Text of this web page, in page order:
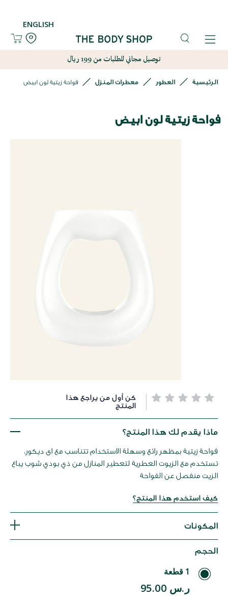
ENGLISH
توصيل مجاني للطلبات من 199 ريال
الرئيسية العطور معطرات المنزل فواحة زيتية لون ابيض
فواحة زيتية لون ابيض
تخطي
بداية
معرض
كن أول من يراجع هذا
المنتج
ماذا يقدم لك هذا المنتج؟
فواحة زيتية بمظهر رائع وسهلة الاستخدام تتناسب مع اى ديكور،
تستخدم مع الزيوت العطرية لتعطير المنازل من ذي بودي شوب يباع
الزيت منفصل عن الفواحة
كيف استخدم هذا المنتج؟
المكونات
الحجم
1 قطعة
ر.س 95.00